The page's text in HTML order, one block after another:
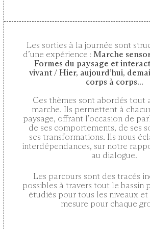
Les sorties à la journée sont
d’une expérience : Marche
Formes du paysage et
vivant / Hier, aujourd’hui,
corps à corps...
Ces thèmes sont abordés tout
marche. Ils permettent à
paysage, offrant l’occasion de
de ses comportements, de ses
ses transformations. Ils nous
interdépendances, sur notre
au dialogue.
Les parcours sont des tracés
possibles à travers tout le bassin
étudiés pour tous les niveaux et
mesure pour chaque